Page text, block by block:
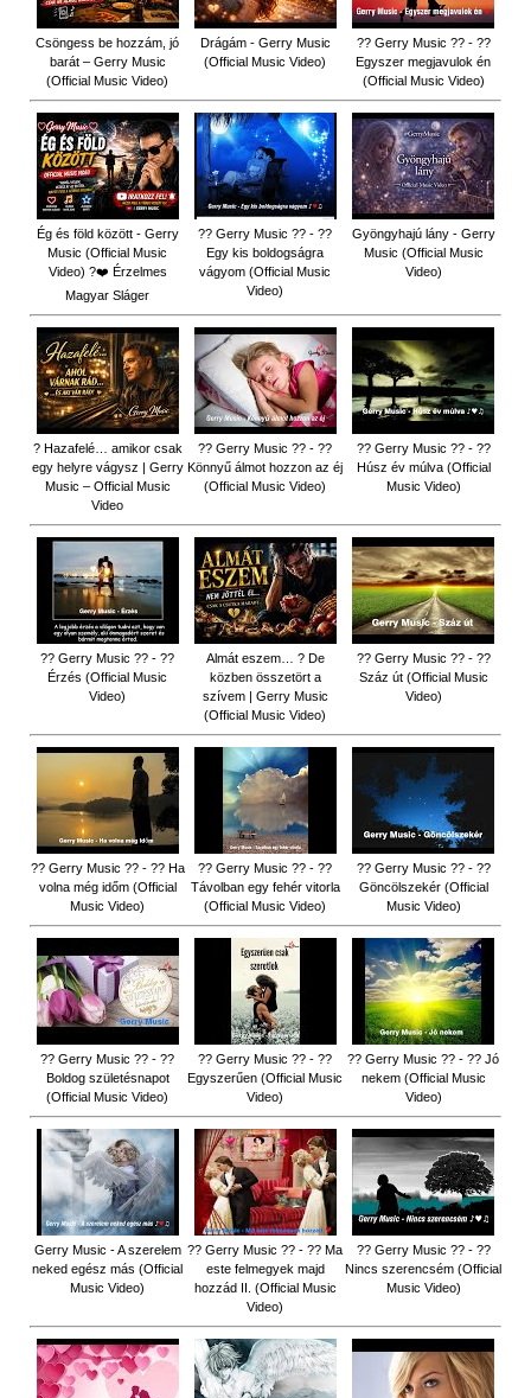
Csöngess be hozzám, jó
barát – Gerry Music
(Official Music Video)
Drágám - Gerry Music
(Official Music Video)
?? Gerry Music ?? - ??
Egyszer megjavulok én
(Official Music Video)
Ég és föld között - Gerry
Music (Official Music
Video) ?❤️ Érzelmes
Magyar Sláger
?? Gerry Music ?? - ??
Egy kis boldogságra
vágyom (Official Music
Video)
Gyöngyhajú lány - Gerry
Music (Official Music
Video)
? Hazafelé… amikor csak
egy helyre vágysz | Gerry
Music – Official Music
Video
?? Gerry Music ?? - ??
Könnyű álmot hozzon az éj
(Official Music Video)
?? Gerry Music ?? - ??
Húsz év múlva (Official
Music Video)
?? Gerry Music ?? - ??
Érzés (Official Music
Video)
Almát eszem… ? De
közben összetört a
szívem | Gerry Music
(Official Music Video)
?? Gerry Music ?? - ??
Száz út (Official Music
Video)
?? Gerry Music ?? - ?? Ha
volna még időm (Official
Music Video)
?? Gerry Music ?? - ??
Távolban egy fehér vitorla
(Official Music Video)
?? Gerry Music ?? - ??
Göncölszekér (Official
Music Video)
?? Gerry Music ?? - ??
Boldog születésnapot
(Official Music Video)
?? Gerry Music ?? - ??
Egyszerűen (Official Music
Video)
?? Gerry Music ?? - ?? Jó
nekem (Official Music
Video)
Gerry Music - A szerelem
neked egész más (Official
Music Video)
?? Gerry Music ?? - ?? Ma
este felmegyek majd
hozzád II. (Official Music
Video)
?? Gerry Music ?? - ??
Nincs szerencsém (Official
Music Video)